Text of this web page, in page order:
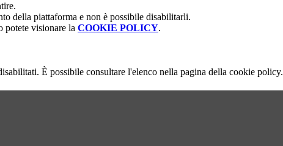
della piattaforma e non è possibile disabilitarli.
potete visionare la COOKIE POLICY.
È possibile consultare l'elenco nella pagina della cookie policy.